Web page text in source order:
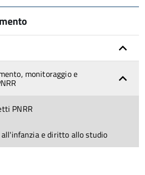
monitoraggio e
PNRR
e diritto allo studio